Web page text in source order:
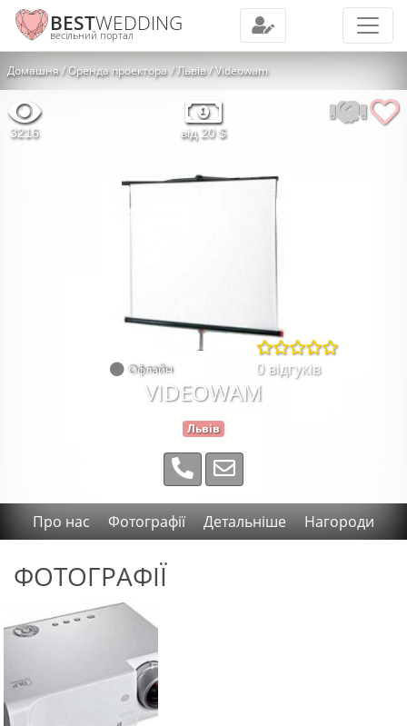
BESTWEDDING
весільний портал
Домашня Оренда проектора Львів Videowam
3216 від 20 $
Офлайн 0 відгуків
VIDEOWAM
Львів
Про нас Фотографії Детальніше Нагороди
ФОТОГРАФІЇ